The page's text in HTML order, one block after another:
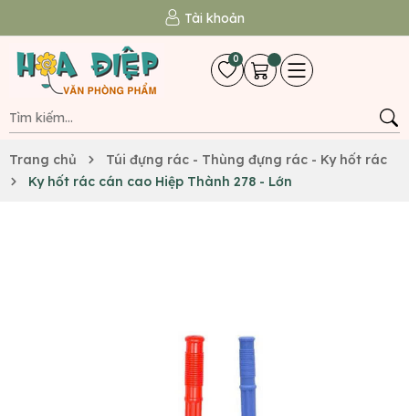
Tài khoản
0
Trang chủ
Túi đựng rác - Thùng đựng rác - Ky hốt rác
Ky hốt rác cán cao Hiệp Thành 278 - Lớn